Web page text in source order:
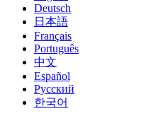
Совместная работа
Сотрудничайте и быстро
Загрузить Unity
Тарифы и цены
Развертывание
Многоплатформенность
Иммерсивное обучение
Обучение в иммерсивных средах
Пользовательские опыты
Создавайте интерактивные 3D
Отрасли
Производство
Инструменты для разработчиков
Версии релизов и трекер
План развития
Обзор предстоящих функций
Глоссарий
События
Глобальные и местные события
Истории сообщества
Made with Unity
Показ Unity-креаторов
Профессиональное обучение
Повышайте уровень своей
Не использовали Unity раньше
С чего начать
Приступите к обучению
Основные пути Unity
Планы успеха
Достигайте своих целей
FAQ
Ответы на часто задаваемые
Связаться с нами
Свяжитесь с нашей командой
Deutsch
日本語
Français
Português
中文
Español
Русский
한국어